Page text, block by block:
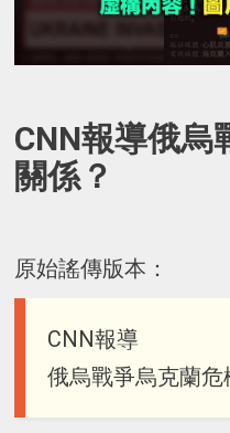
CNN報導俄烏
關係？
原始謠傳版本：
CNN報導
俄烏戰爭烏克蘭